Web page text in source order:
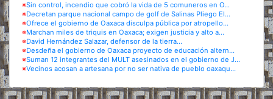
※Sin control, incendio que cobró la vida de 5 comuneros en O...
※Decretan parque nacional campo de golf de Salinas Pliego El...
※Ofrece el gobierno de Oaxaca disculpa pública por atropello...
※Marchan miles de triquis en Oaxaca; exigen justicia y alto a...
※David Hernández Salazar, defensor de la tierra...
※Desdeña el gobierno de Oaxaca proyecto de educación altern...
※Suman 12 integrantes del MULT asesinados en el gobierno de J...
※Vecinos acosan a artesana por no ser nativa de pueblo oaxaqu...